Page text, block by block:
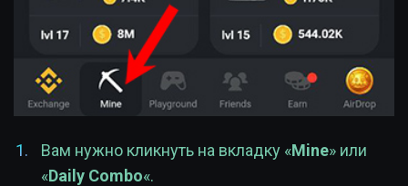
Вам нужно кликнуть на вкладку «Mine» или
«Daily Combo«.